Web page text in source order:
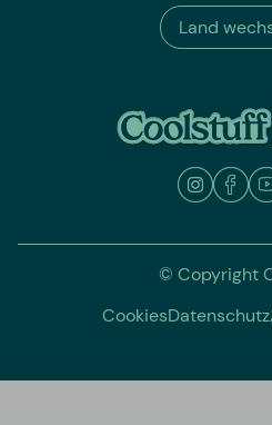
Land
© Copyright
CookiesDatenschutz